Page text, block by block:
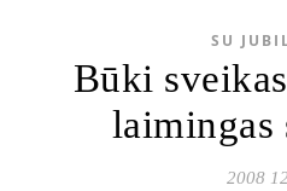
SU
Būki
laimingas
2008